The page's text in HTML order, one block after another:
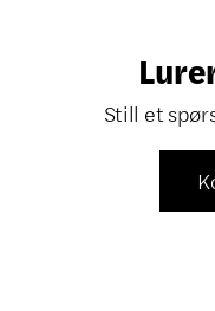
Still et